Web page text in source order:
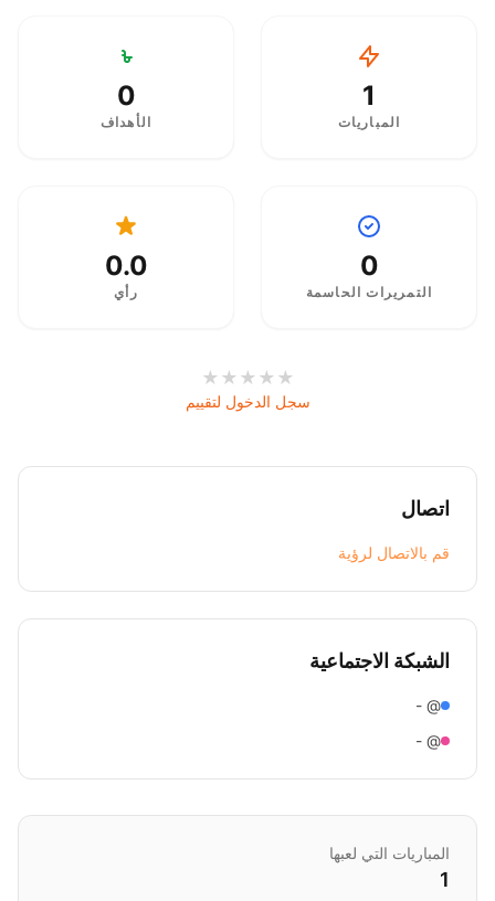
1
المباريات
0
الأهداف
0
التمريرات الحاسمة
0.0
رأي
★
★
★
★
★
سجل الدخول لتقييم
اتصال
قم بالاتصال لرؤية
الشبكة الاجتماعية
@ -
@ -
المباريات التي لعبها
1